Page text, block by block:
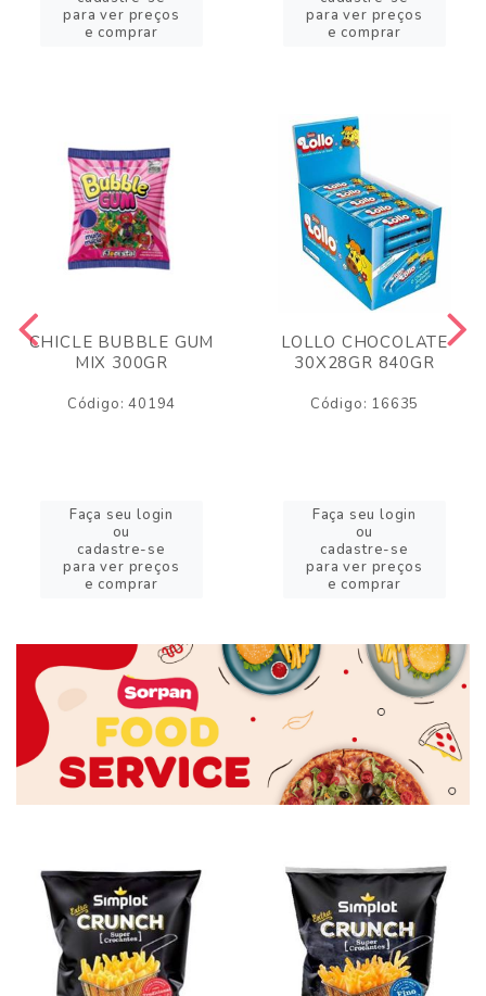
para ver preços
e comprar
para ver preços
e comprar
CHICLE BUBBLE GUM
MIX 300GR
Código: 40194
Faça seu login
ou
cadastre-se
para ver preços
e comprar
LOLLO CHOCOLATE
30X28GR 840GR
Código: 16635
Faça seu login
ou
cadastre-se
para ver preços
e comprar